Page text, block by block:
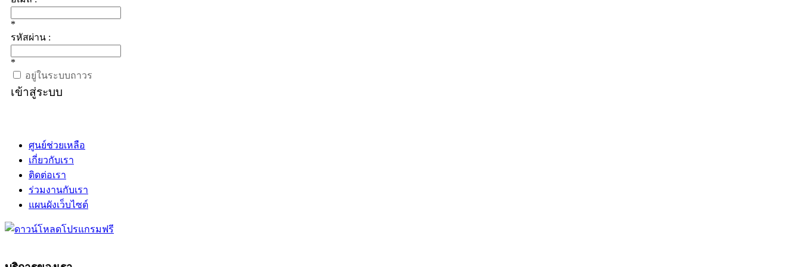
*
รหัสผ่าน :
*
อยู่ในระบบถาวร
เข้าสู่ระบบ
ศูนย์ช่วยเหลือ
เกี่ยวกับเรา
ติดต่อเรา
ร่วมงานกับเรา
แผนผังเว็บไซต์